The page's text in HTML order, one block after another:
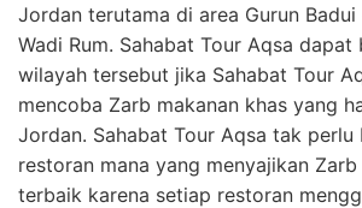
Jordan terutama di area Gurun
Wadi Rum. Sahabat Tour Aqsa dapat
wilayah tersebut jika Sahabat Tour
mencoba Zarb makanan khas yang
Jordan. Sahabat Tour Aqsa tak perlu
restoran mana yang menyajikan
terbaik karena setiap restoran